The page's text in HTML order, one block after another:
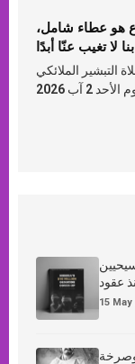
هو عطاء شامل،
لا تغيب عنّا أبدًا
التبشير الملائكي
الأحد 2 آب 2026
عقود
15 May
وصرخة